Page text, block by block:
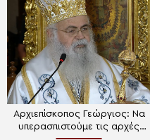
Αρχιεπίσκοπος Γεώργιος: Να
υπερασπιστούμε τις αρχές